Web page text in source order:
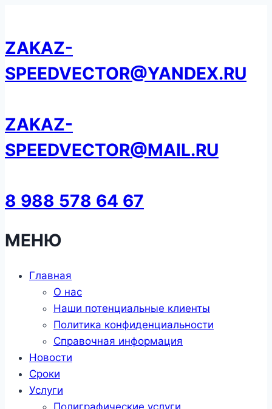
содержанию
ZAKAZ-
SPEEDVECTOR@YANDEX.RU
ZAKAZ-
SPEEDVECTOR@MAIL.RU
8 988 578 64 67
МЕНЮ
Главная
О нас
Наши потенциальные клиенты
Политика конфиденциальности
Справочная информация
Новости
Сроки
Услуги
Полиграфические услуги